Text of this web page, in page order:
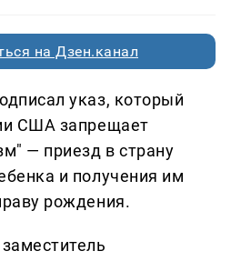
на Дзен.канал
указ, который
США запрещает
— приезд в страну
и получения им
рождения.